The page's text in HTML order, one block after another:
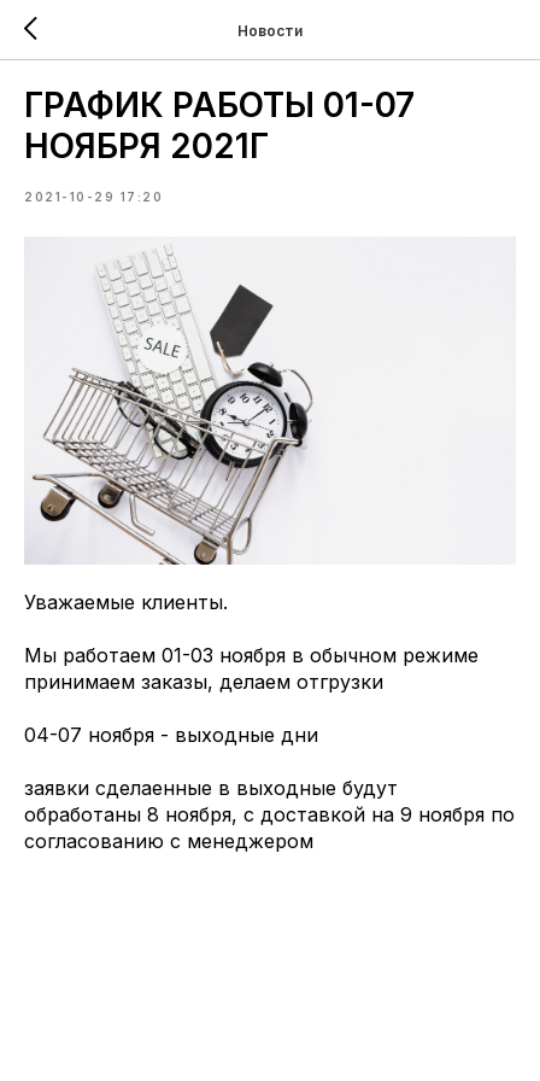
Новости
ГРАФИК РАБОТЫ 01-07
НОЯБРЯ 2021Г
2021-10-29 17:20
Уважаемые клиенты.
Мы работаем 01-03 ноября в обычном режиме
принимаем заказы, делаем отгрузки
04-07 ноября - выходные дни
заявки сделаенные в выходные будут
обработаны 8 ноября, с доставкой на 9 ноября по
согласованию с менеджером